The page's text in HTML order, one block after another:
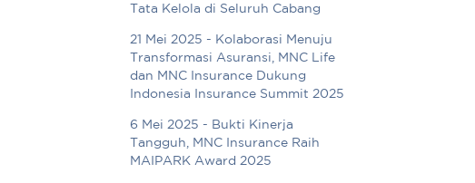
Tata Kelola di Seluruh Cabang
21 Mei 2025 - Kolaborasi Menuju
Transformasi Asuransi, MNC Life
dan MNC Insurance Dukung
Indonesia Insurance Summit 2025
6 Mei 2025 - Bukti Kinerja
Tangguh, MNC Insurance Raih
MAIPARK Award 2025